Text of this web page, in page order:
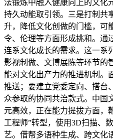
法锻炼中融入健康向上的文化
持久动能取引领。三是打制共
升，降低文化创做的门槛，可
令、伦理等方面形成挑和。通
连系文化成长的需求。这一系
影视制做、文博展陈等环节的
能对文化出产力的推进机制。
推送；要建立党委定向、搭台
众参取的协同共治款式。中国
元高效，正在能力提拔方面，
工程师”转型，使用3D扫描、
艺。借帮多语种生成、跨文化